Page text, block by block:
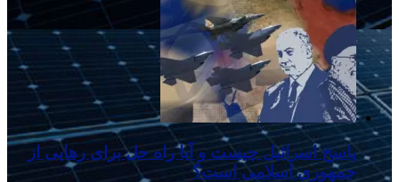
پاسخ اسرائیل چیست و آیا راه حل برای رهایی از
جمهوری اسلامی است؟